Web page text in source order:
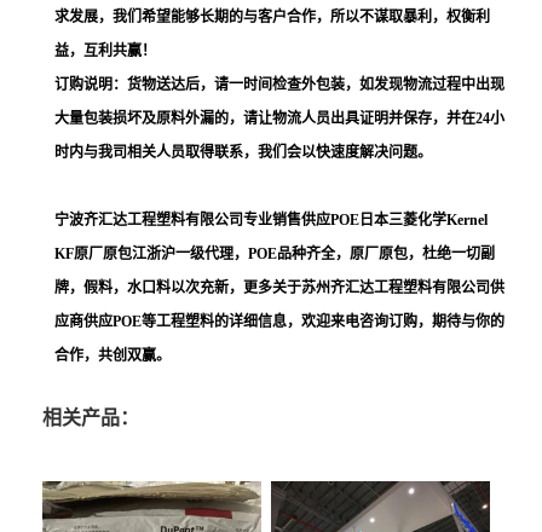
求发展，我们希望能够长期的与客户合作，所以不谋取暴利，权衡利
益，互利共赢！
订购说明：货物送达后，请一时间检查外包装，如发现物流过程中出现
大量包装损坏及原料外漏的，请让物流人员出具证明并保存，并在24小
时内与我司相关人员取得联系，我们会以快速度解决问题。
宁波齐汇达工程塑料有限公司专业销售供应POE日本三菱化学Kernel
KF原厂原包江浙沪一级代理，POE品种齐全，原厂原包，杜绝一切副
牌，假料，水口料以次充新，更多关于苏州齐汇达工程塑料有限公司供
应商供应POE等工程塑料的详细信息，欢迎来电咨询订购，期待与你的
合作，共创双赢。
相关产品：